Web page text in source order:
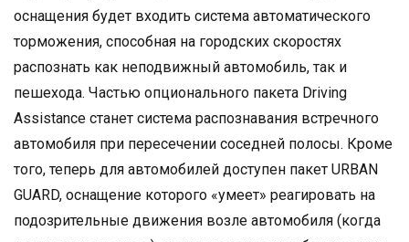
оснащения будет входить система автоматического
торможения, способная на городских скоростях
распознать как неподвижный автомобиль, так и
пешехода. Частью опционального пакета Driving
Assistance станет система распознавания встречного
автомобиля при пересечении соседней полосы. Кроме
того, теперь для автомобилей доступен пакет URBAN
GUARD, оснащение которого «умеет» реагировать на
подозрительные движения возле автомобиля (когда